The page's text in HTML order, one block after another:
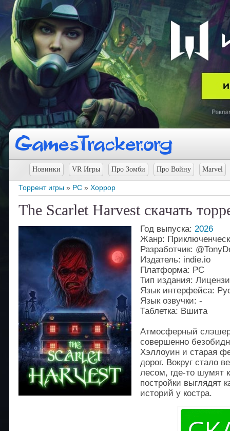
Новинки VR Игры Про Зомби Про Войну Marvel
Торрент игры » PC » Хоррор
The Scarlet Harvest скачать
Год выпуска: 2026
Жанр:
Разработчик:
Издатель: indie.io
Платформа: PC
Тип издания:
Язык интерфейса:
Язык озвучки: -
Таблетка: Вшита
Атмосферный
совершенно
Хэллоуин и старая
дорог. Вокруг стало
лесом, где-то шумят
постройки выглядят
историй у костра.